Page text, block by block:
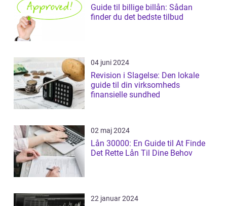
Guide til billige billån: Sådan
finder du det bedste tilbud
04 juni 2024
Revision i Slagelse: Den lokale
guide til din virksomheds
finansielle sundhed
02 maj 2024
Lån 30000: En Guide til At Finde
Det Rette Lån Til Dine Behov
22 januar 2024